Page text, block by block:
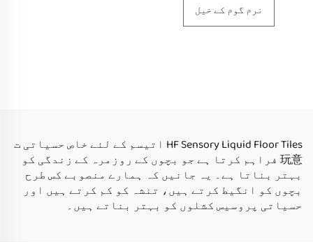
نرم گوم کے خیل
HF Sensory Liquid Floor Tiles اتیسم کے لئے خاص حسیاتی ت
玩意 فراہم کرتا ہے جو بچوں کے روزمرہ کے زندگی کو
بہتر بناتا ہے۔ یہ جانیں کہ ہمارے منصوبے کس طرح
بچوں کو انگیط کرتے ہیں، تنشہ کو کم کرتے ہیں اور
حسیاتی پروسیس کشلوں کو بہتر بناتے ہیں۔